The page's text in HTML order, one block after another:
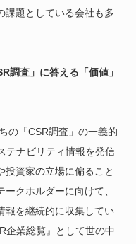
課題としている会社も多
調査」に答える「価値」
の「CSR調査」の一義的
テナビリティ情報を発信
投資家の立場に偏ること
クホルダーに向けて、
報を継続的に収集してい
企業総覧』として世の中